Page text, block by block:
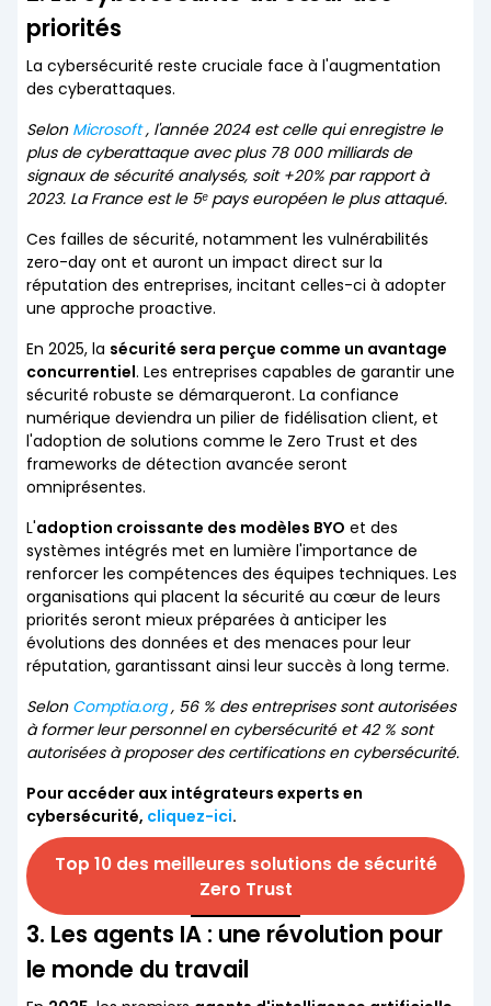
priorités
La cybersécurité reste cruciale face à l'augmentation
des cyberattaques.
Selon Microsoft, l'année 2024 est celle qui enregistre le
plus de cyberattaque avec plus 78 000 milliards de
signaux de sécurité analysés, soit +20% par rapport à
2023. La France est le 5ᵉ pays européen le plus attaqué.
Ces failles de sécurité, notamment les vulnérabilités
zero-day ont et auront un impact direct sur la
réputation des entreprises, incitant celles-ci à adopter
une approche proactive.
En 2025, la sécurité sera perçue comme un avantage
concurrentiel. Les entreprises capables de garantir une
sécurité robuste se démarqueront. La confiance
numérique deviendra un pilier de fidélisation client, et
l'adoption de solutions comme le Zero Trust et des
frameworks de détection avancée seront
omniprésentes.
L'adoption croissante des modèles BYO et des
systèmes intégrés met en lumière l'importance de
renforcer les compétences des équipes techniques. Les
organisations qui placent la sécurité au cœur de leurs
priorités seront mieux préparées à anticiper les
évolutions des données et des menaces pour leur
réputation, garantissant ainsi leur succès à long terme.
Selon Comptia.org, 56 % des entreprises sont autorisées
à former leur personnel en cybersécurité et 42 % sont
autorisées à proposer des certifications en cybersécurité.
Pour accéder aux intégrateurs experts en
cybersécurité, cliquez-ici.
Top 10 des meilleures solutions de sécurité
Zero Trust
3. Les agents IA : une révolution pour
le monde du travail